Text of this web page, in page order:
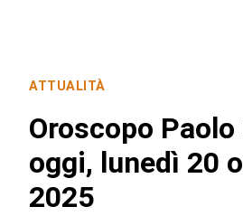
ATTUALITÀ
Oroscopo Paolo
oggi, lunedì 20
2025